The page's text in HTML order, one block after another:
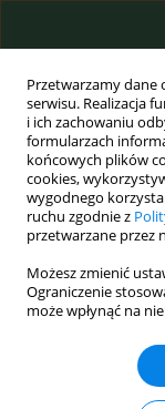
Przetwarzamy dane
serwisu. Realizacja
i ich zachowaniu
formularzach
końcowych plików
cookies,
wygodnego
ruchu zgodnie z
przetwarzane przez
Możesz zmienić
Ograniczenie
może wpłynąć na
Słowo
purchase
Consideration
Compulsory
Objects of